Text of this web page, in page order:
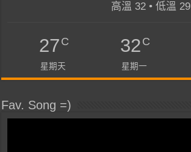
高溫 32 • 低溫 29
27C
星期天
32C
星期一
Fav. Song =)